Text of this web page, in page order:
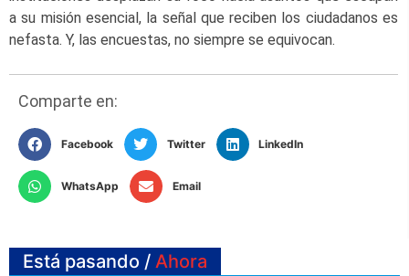
a su misión esencial, la señal que reciben los ciudadanos es
nefasta. Y, las encuestas, no siempre se equivocan.
Comparte en:
Facebook Twitter LinkedIn
WhatsApp Email
Está pasando / Ahora